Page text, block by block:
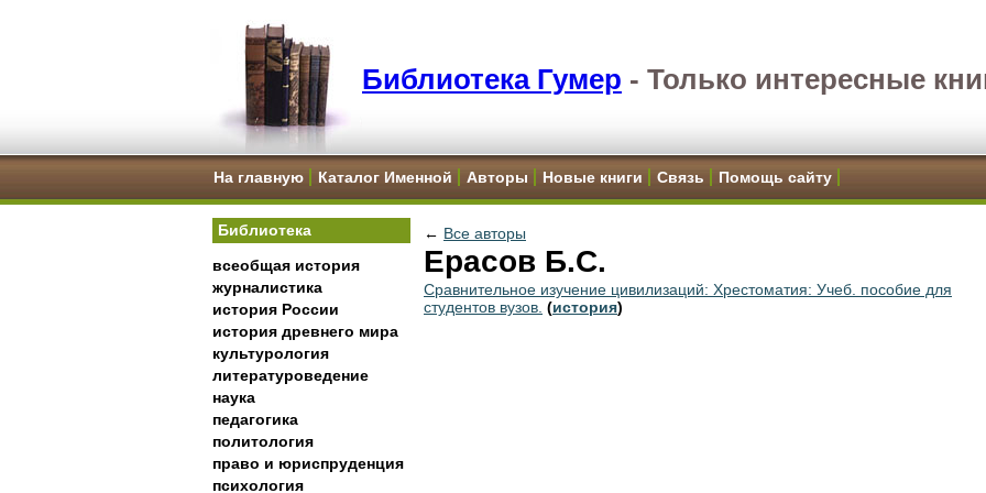
Библиотека Гумер - Только интересные
На главную Каталог Именной Авторы Новые книги Связь Помощь сайту
Библиотека
всеобщая история
журналистика
история России
история древнего мира
культурология
литературоведение
наука
педагогика
политология
право и юриспруденция
психология
← Все авторы
Ерасов Б.С.
Сравнительное изучение цивилизаций: Хрестоматия: Учеб. пособие для
студентов вузов. (история)